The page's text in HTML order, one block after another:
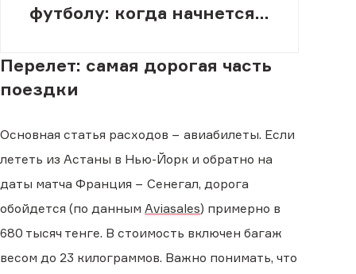
футболу: когда начнется,
пройдет
Перелет: самая дорогая часть
поездки
Основная статья расходов − авиабилеты. Если
лететь из Астаны в Нью-Йорк и обратно на
даты матча Франция − Сенегал, дорога
обойдется (по данным Aviasales) примерно в
680 тысяч тенге. В стоимость включен багаж
весом до 23 килограммов. Важно понимать, что